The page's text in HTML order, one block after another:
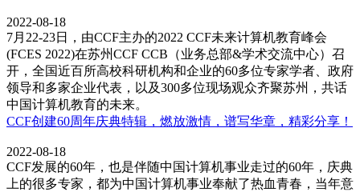
2022-08-18
7月22-23日，由CCF主办的2022 CCF未来计算机教育峰会
(FCES 2022)在苏州CCF CCB（业务总部&学术交流中心）召
开，全国近百所高校科研机构和企业的60多位专家学者、政府
领导和多家企业代表，以及300多位现场观众齐聚苏州，共话
中国计算机教育的未来。
CCF创建60周年庆典特辑，燃放激情，谱写华章，精彩分享！
2022-08-18
CCF发展的60年，也是伴随中国计算机事业走过的60年，庆典
上的很多专家，都为中国计算机事业奉献了热血青春，当年意